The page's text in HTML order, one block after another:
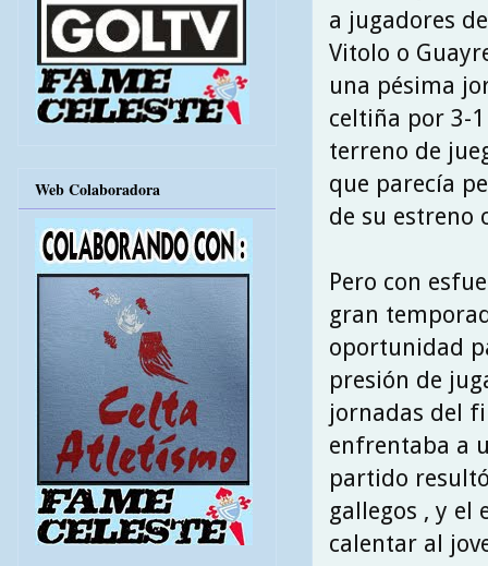
a jugadores
Vitolo o
una pésima
celtiña por 3-
terreno de
que parecía
de su estreno
Pero con
gran
oportunidad
presión de
jornadas del
enfrentaba a
partido
gallegos , y el
calentar al
Web Colaboradora